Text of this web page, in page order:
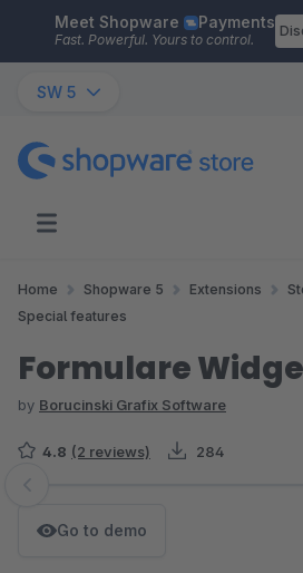
Skip to main content
Meet Shopware Payments
Fast. Powerful. Yours to control.
SW 5
Home Shopware 5 Extensions
Special features
Formulare
by Borucinski Grafix Software
4.8 (2 reviews) 284
Skip image gallery
Go to demo